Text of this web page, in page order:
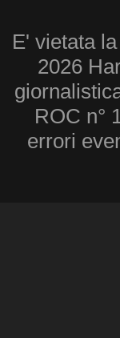
E' vietata
2026
ROC n°
errori